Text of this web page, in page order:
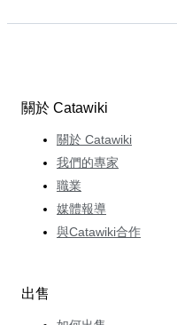
關於 Catawiki
關於 Catawiki
我們的專家
職業
媒體報導
與Catawiki合作
出售